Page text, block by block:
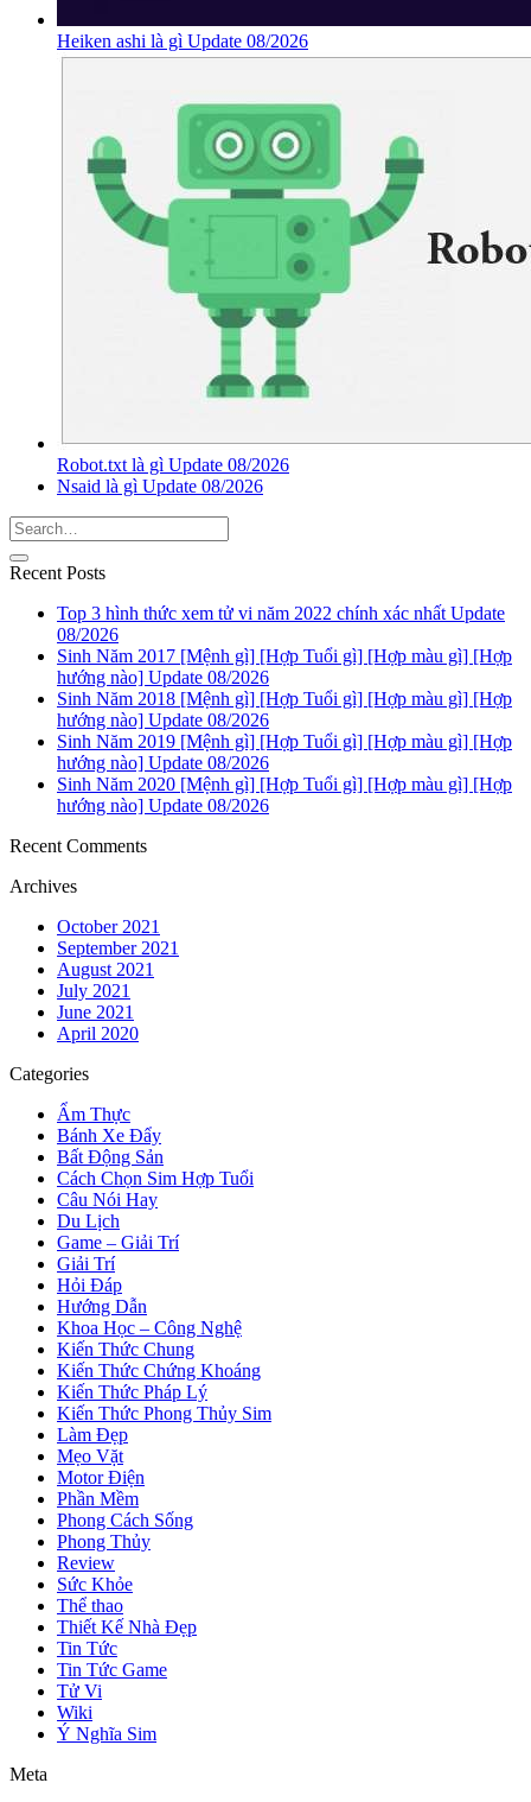
Heiken ashi là gì Update 08/2026
Robot.txt là gì Update 08/2026
Nsaid là gì Update 08/2026
Recent Posts
Top 3 hình thức xem tử vi năm 2022 chính xác nhất Update
08/2026
Sinh Năm 2017 [Mệnh gì] [Hợp Tuổi gì] [Hợp màu gì] [Hợp
hướng nào] Update 08/2026
Sinh Năm 2018 [Mệnh gì] [Hợp Tuổi gì] [Hợp màu gì] [Hợp
hướng nào] Update 08/2026
Sinh Năm 2019 [Mệnh gì] [Hợp Tuổi gì] [Hợp màu gì] [Hợp
hướng nào] Update 08/2026
Sinh Năm 2020 [Mệnh gì] [Hợp Tuổi gì] [Hợp màu gì] [Hợp
hướng nào] Update 08/2026
Recent Comments
Archives
October 2021
September 2021
August 2021
July 2021
June 2021
April 2020
Categories
Ẩm Thực
Bánh Xe Đẩy
Bất Động Sản
Cách Chọn Sim Hợp Tuổi
Câu Nói Hay
Du Lịch
Game – Giải Trí
Giải Trí
Hỏi Đáp
Hướng Dẫn
Khoa Học – Công Nghệ
Kiến Thức Chung
Kiến Thức Chứng Khoáng
Kiến Thức Pháp Lý
Kiến Thức Phong Thủy Sim
Làm Đẹp
Mẹo Vặt
Motor Điện
Phần Mềm
Phong Cách Sống
Phong Thủy
Review
Sức Khỏe
Thể thao
Thiết Kế Nhà Đẹp
Tin Tức
Tin Tức Game
Tử Vi
Wiki
Ý Nghĩa Sim
Meta